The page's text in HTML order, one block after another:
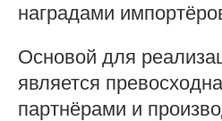
наградами
Основой для
является
партнёрами и